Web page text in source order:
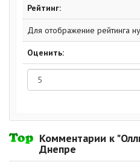
Рейтинг:
Для отображение рейтинга
Оценить:
Комментарии к
Днепре